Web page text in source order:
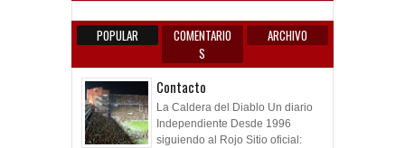
POPULAR
COMENTARIO
S
ARCHIVO
Contacto
La Caldera del Diablo Un diario
Independiente Desde 1996
siguiendo al Rojo Sitio oficial: